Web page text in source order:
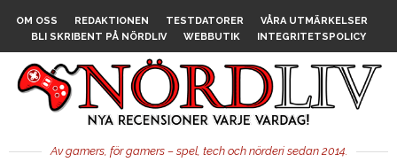
OM OSS REDAKTIONEN TESTDATORER
VÅRA UTMÄRKELSER
BLI SKRIBENT PÅ NÖRDLIV
WEBBUTIK INTEGRITETSPOLICY
Av gamers, för gamers – spel, tech och nörderi sedan 2014.